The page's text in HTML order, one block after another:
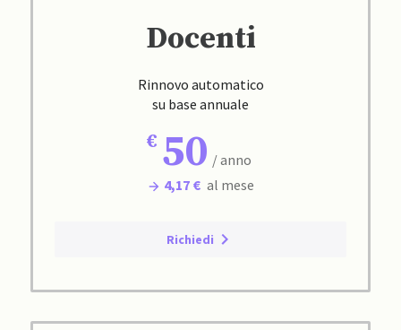
Docenti
Rinnovo automatico
su base annuale
50 / anno
4,17 € al mese
Richiedi